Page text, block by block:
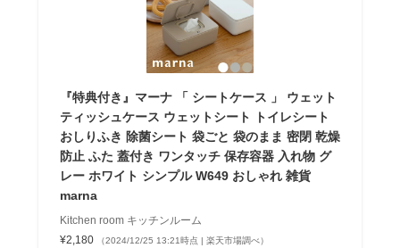
『特典付き』マーナ 「 シートケース 」 ウェット
ティッシュケース ウェットシート トイレシート
おしりふき 除菌シート 袋ごと 袋のまま 密閉 乾燥
防止 ふた 蓋付き ワンタッチ 保存容器 入れ物 グ
レー ホワイト シンプル W649 おしゃれ 雑貨
marna
Kitchen room キッチンルーム
¥2,180
（2024/12/25 13:21時点 | 楽天市場調べ）